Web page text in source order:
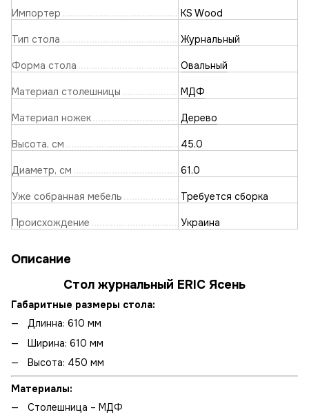
Импортер KS Wood
Тип стола Журнальный
Форма стола Овальный
Материал столешницы МДФ
Материал ножек Дерево
Высота, см 45.0
Диаметр, см 61.0
Уже собранная мебель Требуется сборка
Происхождение Украина
Описание
Стол журнальный ERIC Ясень
Габаритные размеры стола:
Длинна: 610 мм
Ширина: 610 мм
Высота: 450 мм
Материалы:
Столешница – МДФ